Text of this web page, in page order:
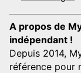
A propos de
indépendant !
Depuis 2014,
référence pour